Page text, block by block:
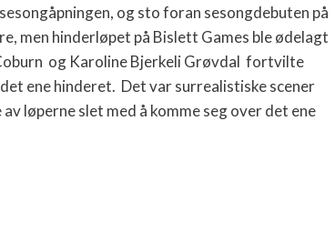
og sto foran sesongdebuten på
men hinderløpet på Bislett Games ble ødelagt
og Karoline Bjerkeli Grøvdal fortvilte
ene hinderet. Det var surrealistiske scener
løperne slet med å komme seg over det ene